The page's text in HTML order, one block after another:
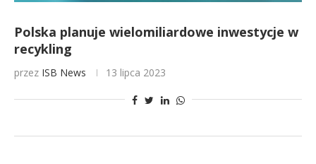
Polska planuje wielomiliardowe inwestycje w
recykling
przez ISB News 13 lipca 2023